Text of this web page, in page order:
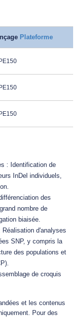
Plateforme
: Identification de
InDel individuels,
des
nombre de
biaisée.
d'analyses
SNP, y compris la
des populations et
de croquis
et les contenus
Pour des